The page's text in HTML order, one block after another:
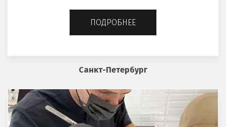
ПОДРОБНЕЕ
Санкт-Петербург